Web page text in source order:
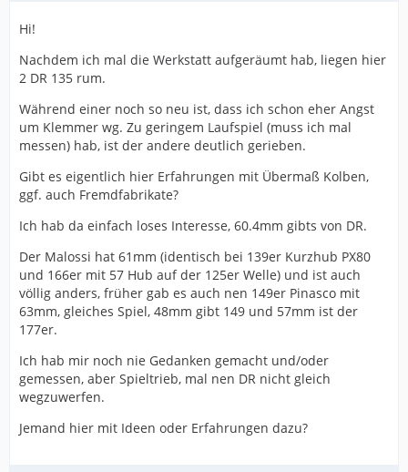
Hi!
Nachdem ich mal die Werkstatt aufgeräumt hab, liegen hier
2 DR 135 rum.
Während einer noch so neu ist, dass ich schon eher Angst
um Klemmer wg. Zu geringem Laufspiel (muss ich mal
messen) hab, ist der andere deutlich gerieben.
Gibt es eigentlich hier Erfahrungen mit Übermaß Kolben,
ggf. auch Fremdfabrikate?
Ich hab da einfach loses Interesse, 60.4mm gibts von DR.
Der Malossi hat 61mm (identisch bei 139er Kurzhub PX80
und 166er mit 57 Hub auf der 125er Welle) und ist auch
völlig anders, früher gab es auch nen 149er Pinasco mit
63mm, gleiches Spiel, 48mm gibt 149 und 57mm ist der
177er.
Ich hab mir noch nie Gedanken gemacht und/oder
gemessen, aber Spieltrieb, mal nen DR nicht gleich
wegzuwerfen.
Jemand hier mit Ideen oder Erfahrungen dazu?